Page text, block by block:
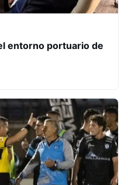
entorno portuario de